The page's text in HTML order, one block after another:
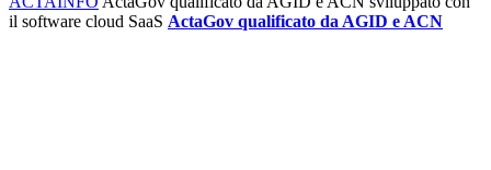
il software cloud SaaS ActaGov qualificato da AGID e ACN